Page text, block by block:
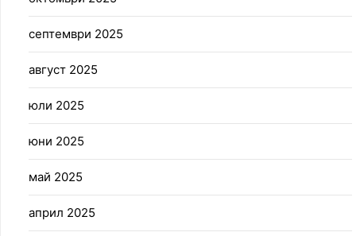
септември 2025
август 2025
юли 2025
юни 2025
май 2025
април 2025